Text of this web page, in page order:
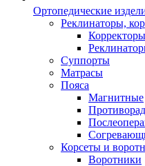
Ортопедические
Реклинаторы,
Суппорты
Матрасы
Пояса
Магнитные
Корсеты и
Воротники